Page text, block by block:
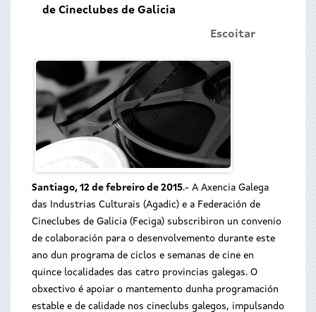
de Cineclubes de Galicia
Escoitar
Santiago, 12 de febreiro de 2015.- A Axencia Galega
das Industrias Culturais (Agadic) e a Federación de
Cineclubes de Galicia (Feciga) subscribiron un convenio
de colaboración para o desenvolvemento durante este
ano dun programa de ciclos e semanas de cine en
quince localidades das catro provincias galegas. O
obxectivo é apoiar o mantemento dunha programación
estable e de calidade nos cineclubs galegos, impulsando